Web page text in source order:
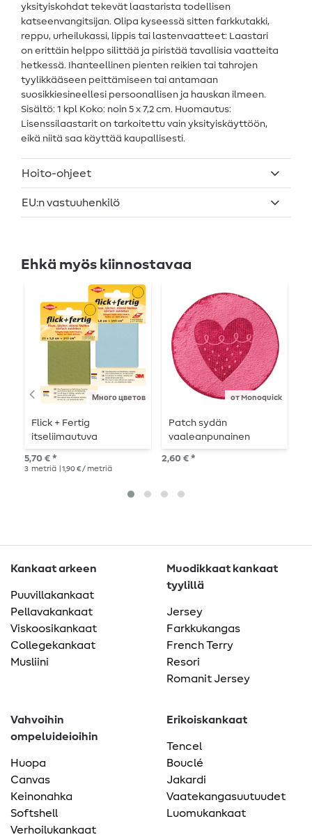
yksityiskohdat tekevät laastarista todellisen
katseenvangitsijan. Olipa kyseessä sitten farkkutakki,
reppu, urheilukassi, lippis tai lastenvaatteet: Laastari
on erittäin helppo silittää ja piristää tavallisia vaatteita
hetkessä. Ihanteellinen pienten reikien tai tahrojen
tyylikkääseen peittämiseen tai antamaan
suosikkiesineellesi persoonallisen ja hauskan ilmeen.
Sisältö: 1 kpl Koko: noin 5 x 7,2 cm. Huomautus:
Lisenssilaastarit on tarkoitettu vain yksityiskäyttöön,
eikä niitä saa käyttää kaupallisesti.
Hoito-ohjeet
EU:n vastuuhenkilö
Ehkä myös kiinnostavaa
Много цветов
Flick + Fertig
itseliimautuva
korjauslaastari 5,8 x 25
cm
5,70 € *
3 metriä | 1,90 € / metriä
от Monoquick
Patch sydän
vaaleanpunainen
2,60 € *
Kankaat arkeen
Puuvillakankaat
Pellavakankaat
Viskoosikankaat
Collegekankaat
Musliini
Muodikkaat kankaat
tyylillä
Jersey
Farkkukangas
French Terry
Resori
Romanit Jersey
Vahvoihin
ompeluideioihin
Huopa
Canvas
Keinonahka
Softshell
Verhoilukankaat
Erikoiskankaat
Tencel
Bouclé
Jakardi
Vaatekangasuutuudet
Luomukankaat